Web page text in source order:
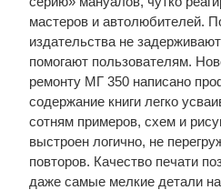
мастеров и автолюбителей.
издательства не
помогают пользователям.
ремонту МГ 350 написано
содержание книги легко
сотням примеров, схем и
выстроен логично, не
повторов. Качество печати
даже самые мелкие детали